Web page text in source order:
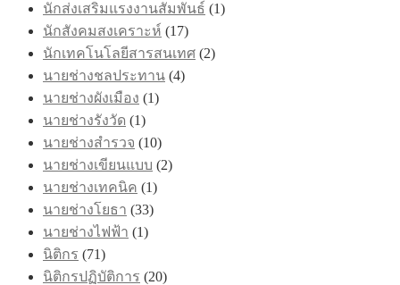
นักส่งเสริมแรงงานสัมพันธ์ (1)
นักสังคมสงเคราะห์ (17)
นักเทคโนโลยีสารสนเทศ (2)
นายช่างชลประทาน (4)
นายช่างผังเมือง (1)
นายช่างรังวัด (1)
นายช่างสำรวจ (10)
นายช่างเขียนแบบ (2)
นายช่างเทคนิค (1)
นายช่างโยธา (33)
นายช่างไฟฟ้า (1)
นิติกร (71)
นิติกรปฏิบัติการ (20)